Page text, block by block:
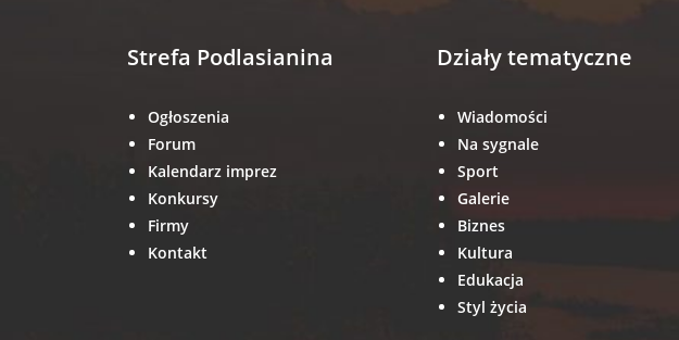
Strefa Podlasianina
Ogłoszenia
Forum
Kalendarz imprez
Konkursy
Firmy
Kontakt
Działy tematyczne
Wiadomości
Na sygnale
Sport
Galerie
Biznes
Kultura
Edukacja
Styl życia